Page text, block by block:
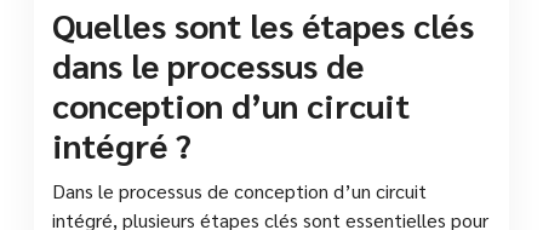
Quelles sont les étapes clés
dans le processus de
conception d’un circuit
intégré ?
Dans le processus de conception d’un circuit
intégré, plusieurs étapes clés sont essentielles pour